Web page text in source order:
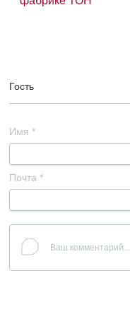
Гость
Имя *
Почта *